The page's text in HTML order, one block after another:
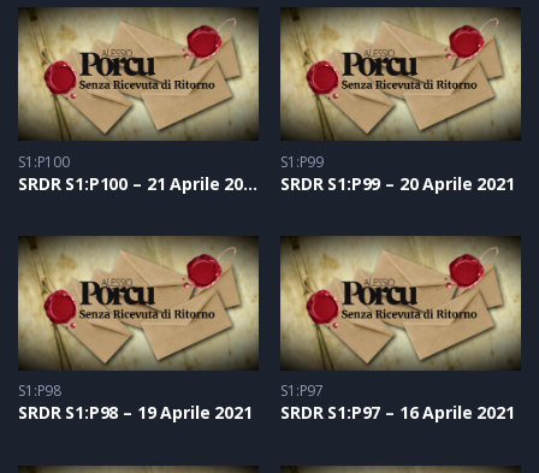
S1:P100
SRDR S1:P100 – 21 Aprile 2021
S1:P99
SRDR S1:P99 – 20 Aprile 2021
S1:P98
SRDR S1:P98 – 19 Aprile 2021
S1:P97
SRDR S1:P97 – 16 Aprile 2021